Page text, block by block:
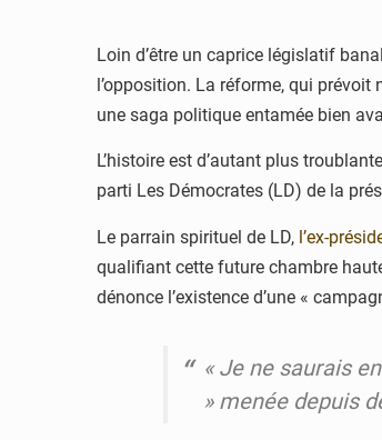
Loin d’être un caprice législatif
l’opposition. La réforme, qui
une saga politique entamée bien
L’histoire est d’autant plus
parti Les Démocrates (LD) de la
Le parrain spirituel de LD, l’ex-
qualifiant cette future chambre
dénonce l’existence d’une «
« Je ne saurais
» menée depuis